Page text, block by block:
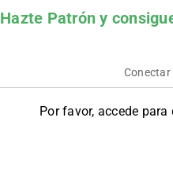
Hazte Patrón y
Conectar
Por favor, accede para